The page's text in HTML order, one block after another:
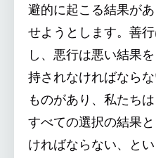
避的に起こる結果が
せようとします。善
し、悪行は悪い結果
持されなければなら
ものがあり、私たち
すべての選択の結果
ければならない、とい